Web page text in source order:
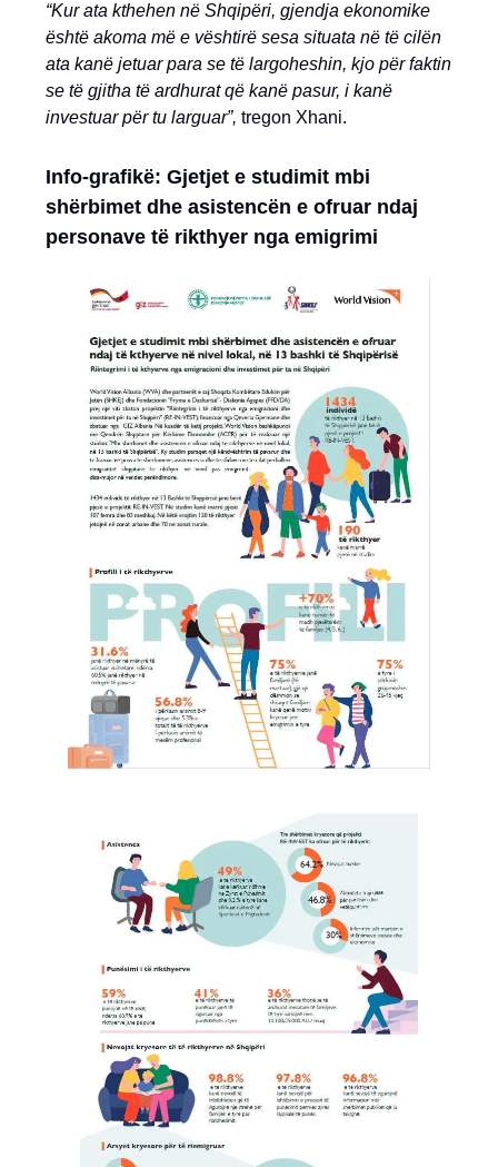
“Kur ata kthehen në Shqipëri, gjendja ekonomike
është akoma më e vështirë sesa situata në të cilën
ata kanë jetuar para se të largoheshin, kjo për faktin
se të gjitha të ardhurat që kanë pasur, i kanë
investuar për tu larguar”, tregon Xhani.
Info-grafikë: Gjetjet e studimit mbi
shërbimet dhe asistencën e ofruar ndaj
personave të rikthyer nga emigrimi